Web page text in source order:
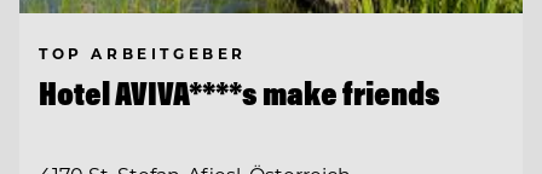
TOP ARBEITGEBER
Hotel AVIVA****s make friends